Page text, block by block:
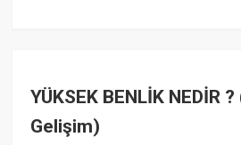
YÜKSEK BENLİK NEDİR
Gelişim)